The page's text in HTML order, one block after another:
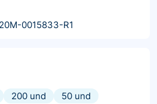
0015833-R1
200 und
50 und